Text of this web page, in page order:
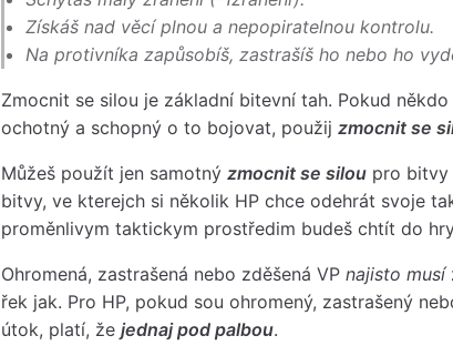
Získáš nad věcí plnou a nepopiratelnou kontrolu.
Na protivníka zapůsobíš, zastrašíš ho nebo ho
Zmocnit se silou je základní bitevní tah. Pokud
ochotný a schopný o to bojovat, použij zmocnit se
Můžeš použít jen samotný zmocnit se silou pro bitvy
bitvy, ve kterejch si několik HP chce odehrát svoje
proměnlivym taktickym prostředim budeš chtít do
Ohromená, zastrašená nebo zděšená VP najisto musí
řek jak. Pro HP, pokud sou ohromený, zastrašený
útok, platí, že jednaj pod palbou.